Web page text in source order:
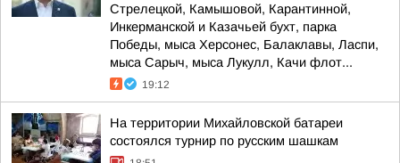
Стрелецкой, Камышовой, Карантинной,
Инкерманской и Казачьей бухт, парка
Победы, мыса Херсонес, Балаклавы, Ласпи,
мыса Сарыч, мыса Лукулл, Качи флот...
19:12
На территории Михайловской батареи
состоялся турнир по русским шашкам